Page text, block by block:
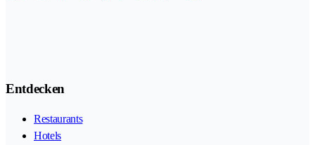
Entdecken
Restaurants
Hotels